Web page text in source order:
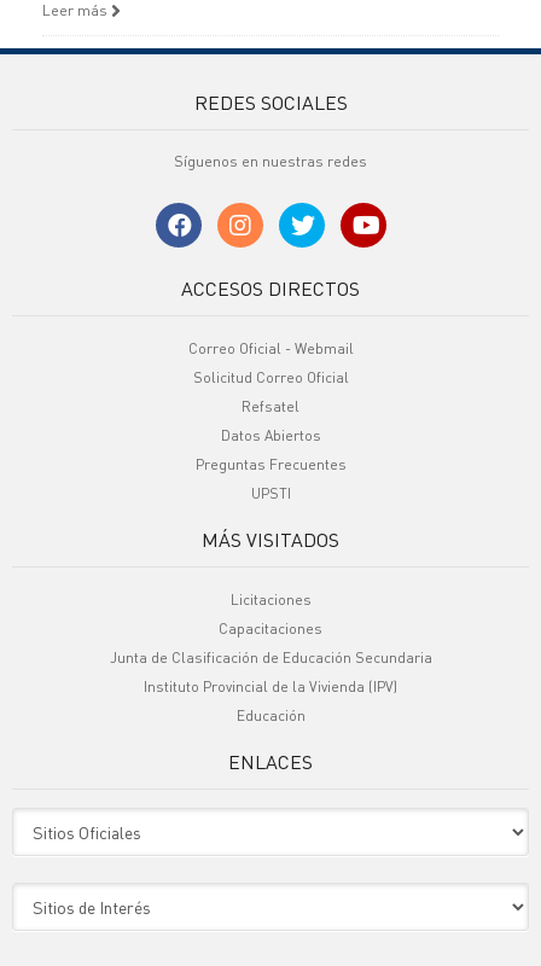
Leer más
REDES SOCIALES
Síguenos en nuestras redes
ACCESOS DIRECTOS
Correo Oficial - Webmail
Solicitud Correo Oficial
Refsatel
Datos Abiertos
Preguntas Frecuentes
UPSTI
MÁS VISITADOS
Licitaciones
Capacitaciones
Junta de Clasificación de Educación Secundaria
Instituto Provincial de la Vivienda (IPV)
Educación
ENLACES